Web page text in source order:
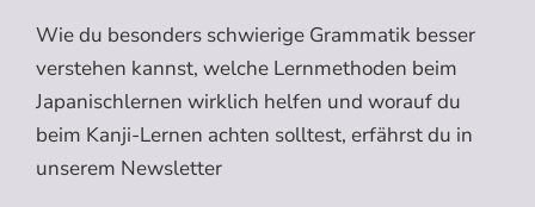
Wie du besonders schwierige Grammatik besser
verstehen kannst, welche Lernmethoden beim
Japanischlernen wirklich helfen und worauf du
beim Kanji-Lernen achten solltest, erfährst du in
unserem Newsletter